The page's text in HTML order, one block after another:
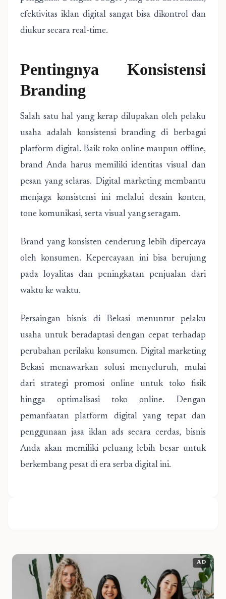
efektivitas iklan digital sangat bisa dikontrol dan
diukur secara real-time.
Pentingnya Konsistensi
Branding
Salah satu hal yang kerap dilupakan oleh pelaku
usaha adalah konsistensi branding di berbagai
platform digital. Baik toko online maupun offline,
brand Anda harus memiliki identitas visual dan
pesan yang selaras. Digital marketing membantu
menjaga konsistensi ini melalui desain konten,
tone komunikasi, serta visual yang seragam.
Brand yang konsisten cenderung lebih dipercaya
oleh konsumen. Kepercayaan ini bisa berujung
pada loyalitas dan peningkatan penjualan dari
waktu ke waktu.
Persaingan bisnis di Bekasi menuntut pelaku
usaha untuk beradaptasi dengan cepat terhadap
perubahan perilaku konsumen. Digital marketing
Bekasi menawarkan solusi menyeluruh, mulai
dari strategi promosi online untuk toko fisik
hingga optimalisasi toko online. Dengan
pemanfaatan platform digital yang tepat dan
penggunaan jasa iklan ads secara cerdas, bisnis
Anda akan memiliki peluang lebih besar untuk
berkembang pesat di era serba digital ini.
AD